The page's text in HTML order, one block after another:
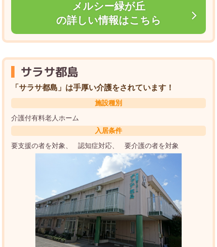
メルシー緑が丘
の詳しい情報はこちら
サラサ都島
「サラサ都島」は手厚い介護をされています！
施設種別
介護付有料老人ホーム
入居条件
要支援の者を対象
認知症対応 要介護の者を対象